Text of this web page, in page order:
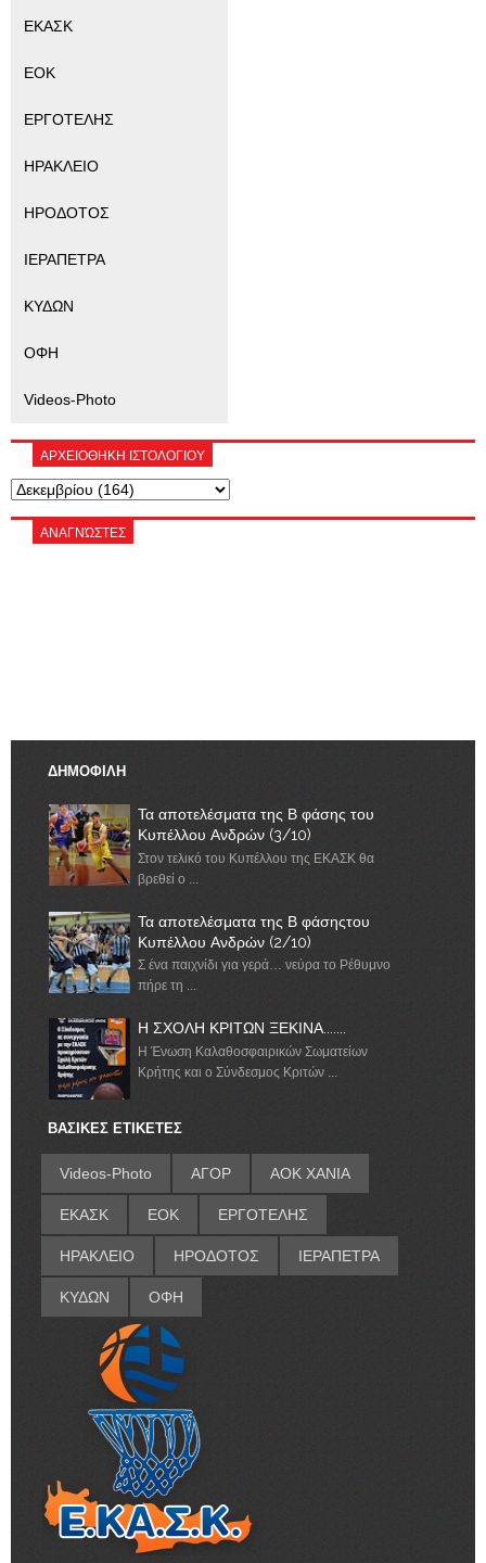
ΕΚΑΣΚ
ΕΟΚ
ΕΡΓΟΤΕΛΗΣ
ΗΡΑΚΛΕΙΟ
ΗΡΟΔΟΤΟΣ
ΙΕΡΑΠΕΤΡΑ
ΚΥΔΩΝ
ΟΦΗ
Videos-Photo
ΑΡΧΕΙΟΘΗΚΗ ΙΣΤΟΛΟΓΙΟΥ
ΑΝΑΓΝΏΣΤΕΣ
ΔΗΜΟΦΙΛΗ
Τα αποτελέσματα της Β φάσης του
Κυπέλλου Ανδρών (3/10)
Στον τελικό του Κυπέλλου της ΕΚΑΣΚ θα
βρεθεί ο ...
Τα αποτελέσματα της Β φάσηςτου
Κυπέλλου Ανδρών (2/10)
Σ ένα παιχνίδι για γερά… νεύρα το Ρέθυμνο
πήρε τη ...
Η ΣΧΟΛΗ ΚΡΙΤΩΝ ΞΕΚΙΝΑ.......
Η Ένωση Καλαθοσφαιρικών Σωματείων
Κρήτης και ο Σύνδεσμος Κριτών ...
ΒΑΣΙΚΕΣ ΕΤΙΚΕΤΕΣ
Videos-Photo ΑΓΟΡ ΑΟΚ ΧΑΝΙΑ
ΕΚΑΣΚ ΕΟΚ ΕΡΓΟΤΕΛΗΣ
ΗΡΑΚΛΕΙΟ ΗΡΟΔΟΤΟΣ ΙΕΡΑΠΕΤΡΑ
ΚΥΔΩΝ ΟΦΗ